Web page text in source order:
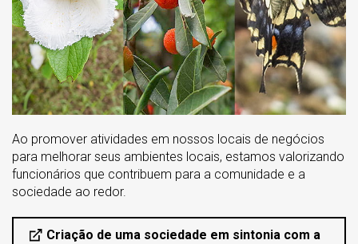
Ao promover atividades em nossos locais de negócios
para melhorar seus ambientes locais, estamos valorizando
funcionários que contribuem para a comunidade e a
sociedade ao redor.
Criação de uma sociedade em sintonia com a